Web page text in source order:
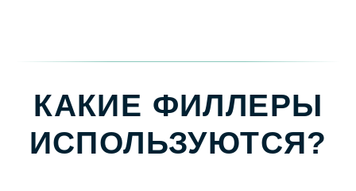
ВОССТАНОВЛЕНИЕ
И РЕКОМЕНДАЦИИ
пластики занимает несколько дней. После
процедуры возможны небольшие отёки,